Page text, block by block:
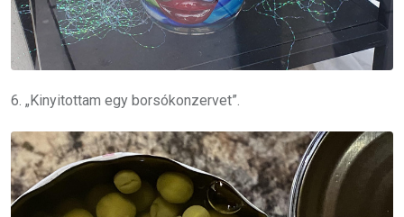
6. „Kinyitottam egy borsókonzervet”.